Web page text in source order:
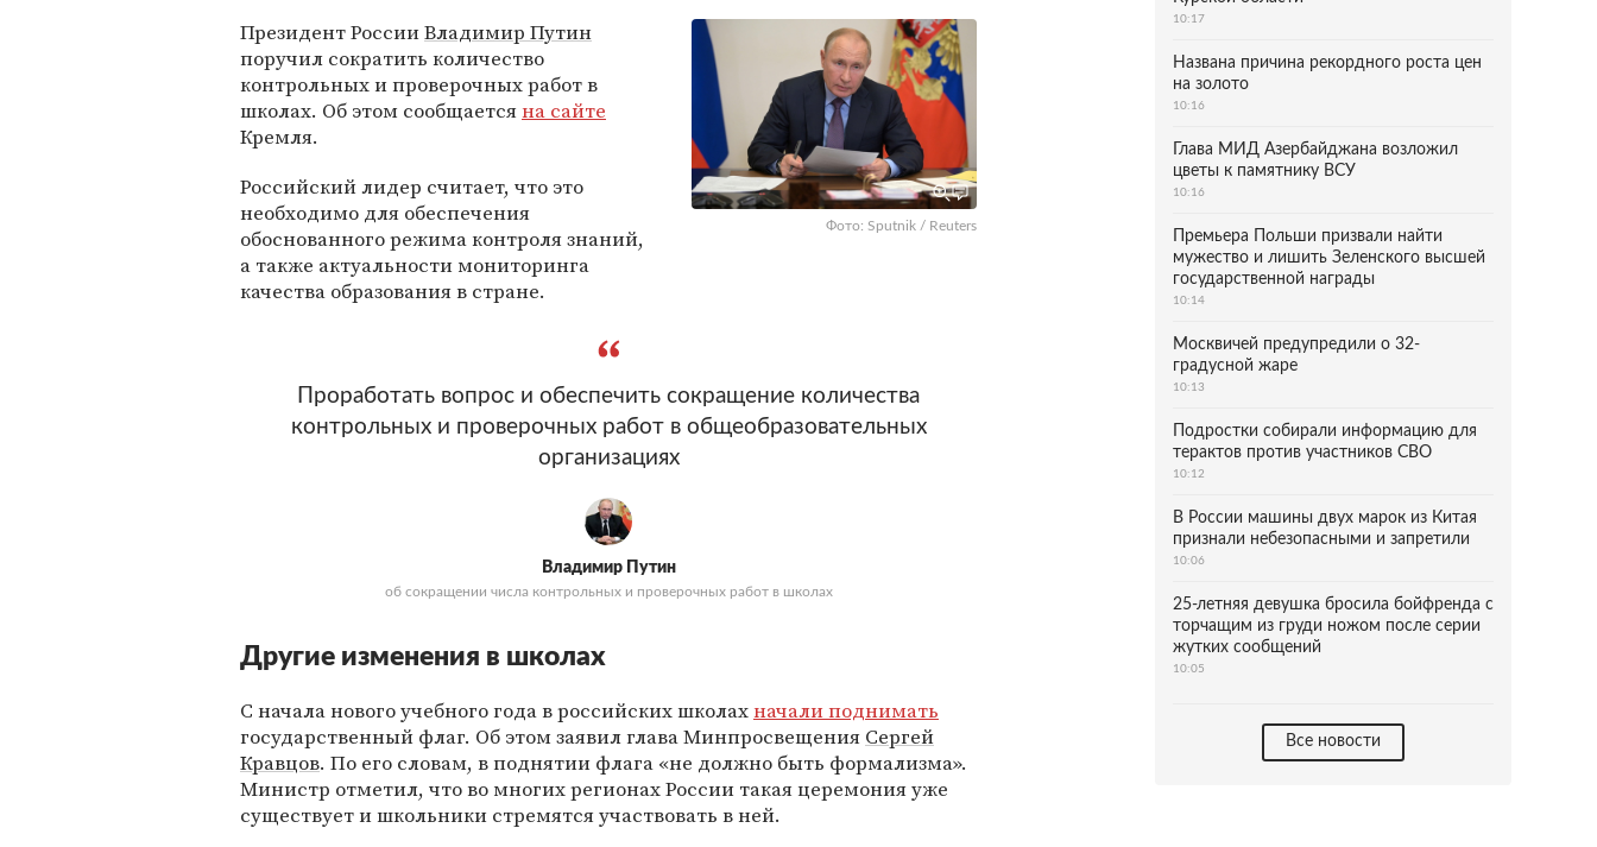
Фото: Sputnik / Reuters
Президент РоссииВладимир Путин
поручил сократить количество
контрольных и проверочных работ в
школах. Об этом сообщаетсяна сайте
Кремля.
Российский лидер считает, что это
необходимо для обеспечения
обоснованного режима контроля знаний,
а также актуальности мониторинга
качества образования в стране.
Проработать вопрос и обеспечить сокращение количества
контрольных и проверочных работ в общеобразовательных
организациях
Владимир Путин
об сокращении числа контрольных и проверочных работ в школах
Другие изменения в школах
С начала нового учебного года в российских школахначали поднимать
государственный флаг. Об этом заявил глава Минпросвещения Сергей
Кравцов. По его словам, в поднятии флага «не должно быть формализма».
Министр отметил, что во многих регионах России такая церемония уже
существует и школьники стремятся участвовать в ней.
10:17
Названа причина рекордного роста цен
на золото
10:16
Глава МИД Азербайджана возложил
цветы к памятнику ВСУ
10:16
Премьера Польши призвали найти
мужество и лишить Зеленского высшей
государственной награды
10:14
Москвичей предупредили о 32-
градусной жаре
10:13
Подростки собирали информацию для
терактов против участников СВО
10:12
В России машины двух марок из Китая
признали небезопасными и запретили
10:06
25-летняя девушка бросила бойфренда с
торчащим из груди ножом после серии
жутких сообщений
10:05
Все новости